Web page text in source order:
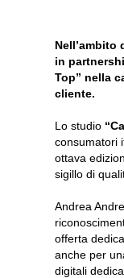
Nell’ambito
in
Top” nella
cliente.
Lo studio
consumatori
ottava
sigillo di
Andrea
offerta
anche per
digitali